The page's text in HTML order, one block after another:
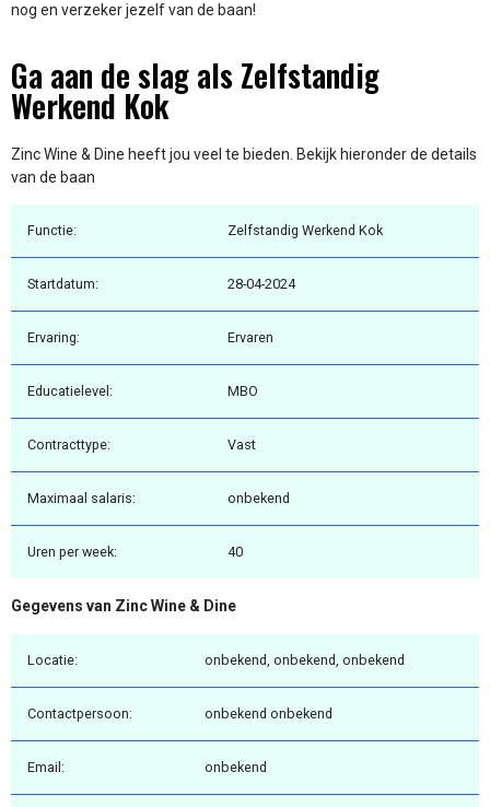
nog en verzeker jezelf van de baan!
Ga aan de slag als Zelfstandig
Werkend Kok
Zinc Wine & Dine heeft jou veel te bieden. Bekijk hieronder de details
van de baan
Functie: Zelfstandig Werkend Kok
Startdatum: 28-04-2024
Ervaring: Ervaren
Educatielevel: MBO
Contracttype: Vast
Maximaal salaris: onbekend
Uren per week: 40
Gegevens van Zinc Wine & Dine
Locatie: onbekend, onbekend, onbekend
Contactpersoon: onbekend onbekend
Email: onbekend